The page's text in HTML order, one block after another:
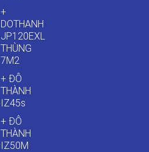
+
DOTHANH
JP120EXL
THÙNG
7M2
+ ĐÔ
THÀNH
IZ45s
+ ĐÔ
THÀNH
IZ50M